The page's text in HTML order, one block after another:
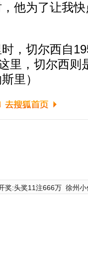
他为了让我快
切尔西自
里，切尔西则
里）
奖:头奖11注666万 徐州